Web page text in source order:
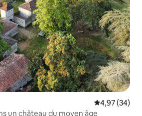
Évaluation
4,97 (34)
un château du moyen âge